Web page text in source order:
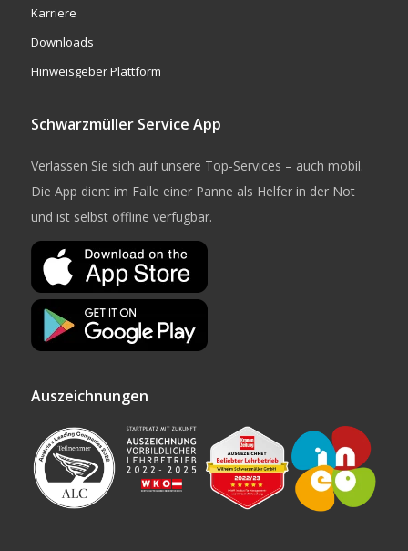
Karriere
Downloads
Hinweisgeber Plattform
Schwarzmüller Service App
Verlassen Sie sich auf unsere Top-Services – auch mobil.
Die App dient im Falle einer Panne als Helfer in der Not
und ist selbst offline verfügbar.
Auszeichnungen